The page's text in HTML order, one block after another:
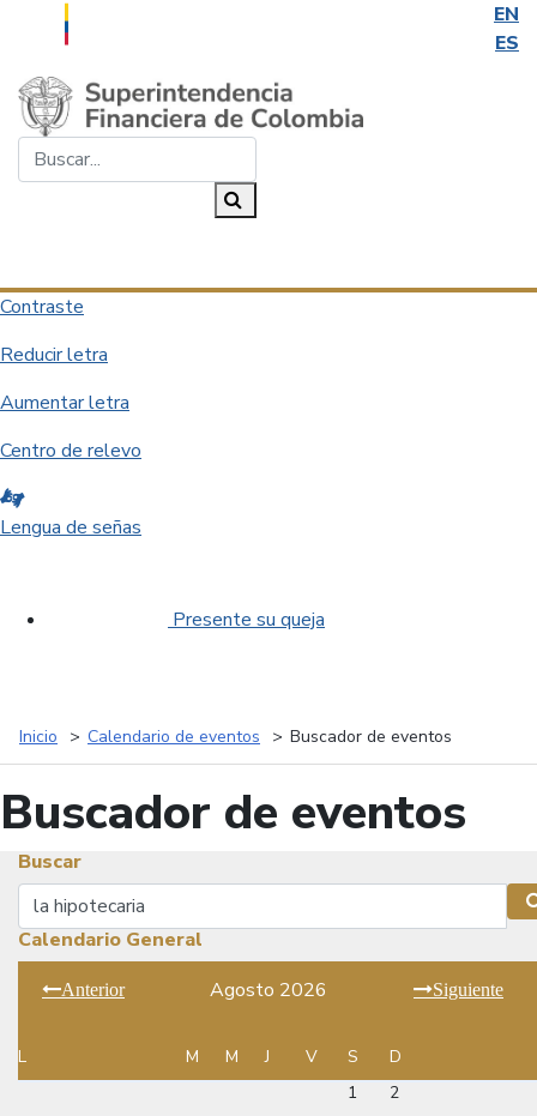
EN
ES
Saltar al contenido principal
Contraste
Reducir letra
Aumentar letra
Centro de relevo
Lengua de señas
Presente su queja
Inicio Calendario de eventos Buscador de eventos
Buscador de eventos
Buscar
Buscar
Calendario General
Anterior Agosto 2026 Siguiente
L M M J V S
D
1
2